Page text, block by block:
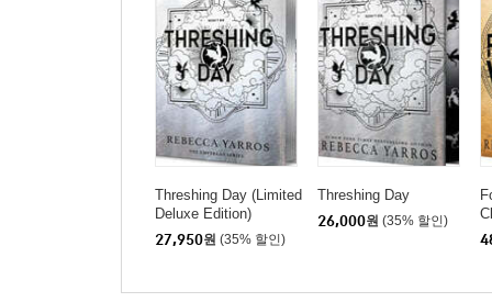
Threshing Day (Limited
Deluxe Edition)
27,950원 (35% 할인)
Threshing Day
26,000원 (35% 할인)